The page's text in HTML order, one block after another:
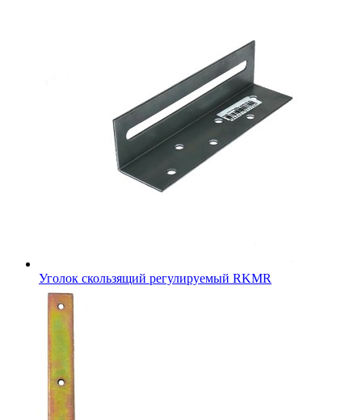
Уголок скользящий регулируемый RKMR